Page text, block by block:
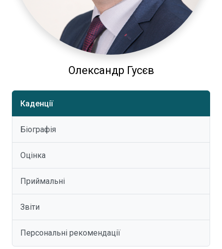
Олександр Гусєв
Каденції
Біографія
Оцінка
Приймальні
Звіти
Персональні рекомендації